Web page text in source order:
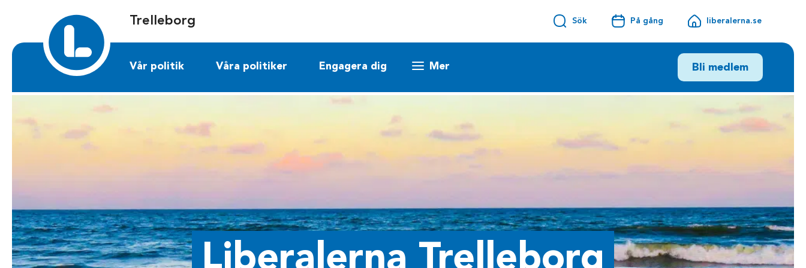
Trelleborg Sök På gång liberalerna.se
Vår politik Våra politiker Engagera dig Mer Bli medlem
Liberalerna Trelleborg